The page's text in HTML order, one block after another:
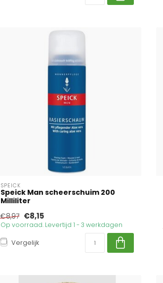
SPEICK
Speick Man scheerschuim 200
Milliliter
€8,97 €8,15
Op voorraad. Levertijd 1 - 3 werkdagen
Vergelijk